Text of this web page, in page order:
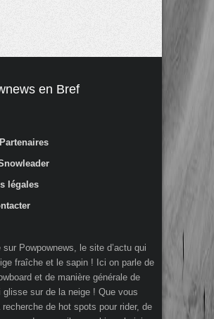
en Bref
légales
sur Powpownews, le site d’actu qui
fraîche et le sapin ! Ici on parle de
et de manière générale de
glisse sur de la neige ! Que vous
de hot spots pour rider, de